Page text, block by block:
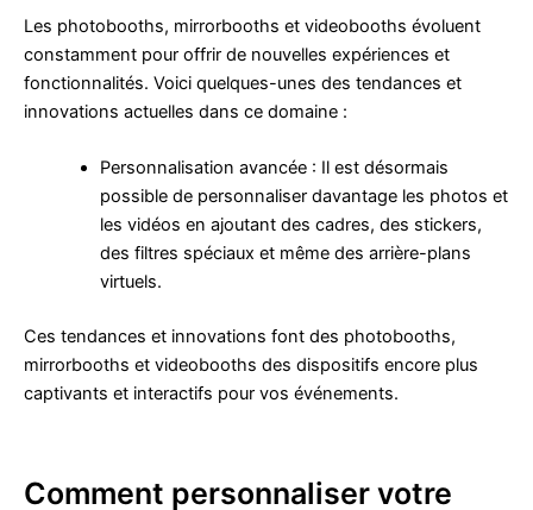
Les photobooths, mirrorbooths et videobooths évoluent
constamment pour offrir de nouvelles expériences et
fonctionnalités. Voici quelques-unes des tendances et
innovations actuelles dans ce domaine :
Personnalisation avancée : Il est désormais
possible de personnaliser davantage les photos et
les vidéos en ajoutant des cadres, des stickers,
des filtres spéciaux et même des arrière-plans
virtuels.
Ces tendances et innovations font des photobooths,
mirrorbooths et videobooths des dispositifs encore plus
captivants et interactifs pour vos événements.
Comment personnaliser votre